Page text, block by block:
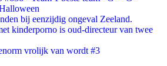
bij eenzijdig ongeval Zeeland.
kinderporno is oud-directeur van twee
vrolijk van wordt #3